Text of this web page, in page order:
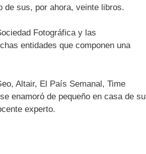
de sus, por ahora, veinte libros.
Fotográfica y las
entidades que componen una
Altair, El País Semanal, Time
enamoró de pequeño en casa de su
experto.